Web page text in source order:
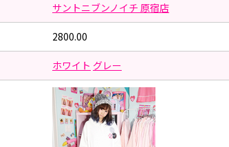
サントニブンノイチ 原宿店
2800.00
ホワイト グレー